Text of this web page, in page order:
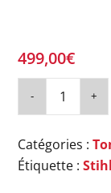
499,00€
Catégories :
Étiquette :Stihl